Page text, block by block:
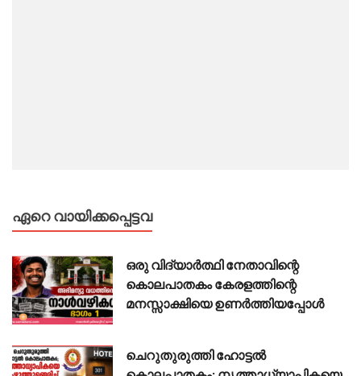
ഏറെ വായിക്കപ്പെട്ടവ
ഒരു വിദ്യാർത്ഥി നേതാവിന്റെ
കൊലപാതകം കേരളത്തിന്റെ
മനസ്സാക്ഷിയെ ഉണർത്തിയപ്പോൾ
ചെറുതുരുത്തി ഹോട്ടൽ